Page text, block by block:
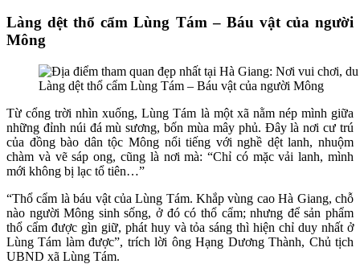
Làng dệt thổ cẩm Lùng Tám – Báu vật của người
Mông
Làng dệt thổ cẩm Lùng Tám – Báu vật của người Mông
Từ cổng trời nhìn xuống, Lùng Tám là một xã nằm nép mình giữa
những đỉnh núi đá mù sương, bốn mùa mây phủ. Đây là nơi cư trú
của đồng bào dân tộc Mông nổi tiếng với nghề dệt lanh, nhuộm
chàm và vẽ sáp ong, cũng là nơi mà: “Chỉ có mặc vải lanh, mình
mới không bị lạc tổ tiên…”
“Thổ cẩm là báu vật của Lùng Tám. Khắp vùng cao Hà Giang, chỗ
nào người Mông sinh sống, ở đó có thổ cẩm; nhưng để sản phẩm
thổ cẩm được gìn giữ, phát huy và tỏa sáng thì hiện chỉ duy nhất ở
Lùng Tám làm được”, trích lời ông Hạng Dương Thành, Chủ tịch
UBND xã Lùng Tám.